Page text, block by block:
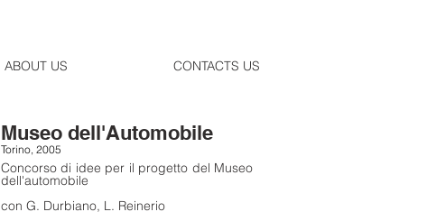
Museo dell'Automobile
Concorso di idee per il progetto del Museo
dell'automobile
con G. Durbiano, L. Reinerio
Torino, 2005
ABOUT US CONTACTS US